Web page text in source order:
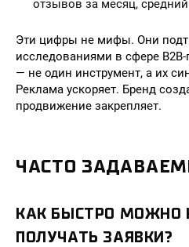
отзывов за месяц,
Эти цифры не мифы. Они
исследованиями в сфере
— не один инструмент, а их
Реклама ускоряет. Бренд
продвижение закрепляет.
ЧАСТО
КАК БЫСТРО МОЖНО
ПОЛУЧАТЬ ЗАЯВКИ?